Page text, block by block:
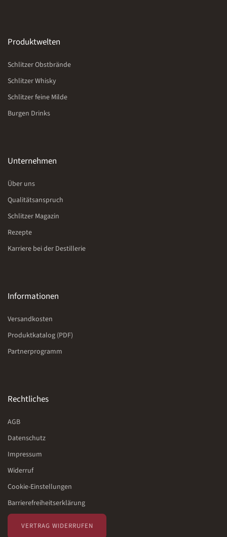
Produktwelten
Schlitzer Obstbrände
Schlitzer Whisky
Schlitzer feine Milde
Burgen Drinks
Unternehmen
Über uns
Qualitätsanspruch
Schlitzer Magazin
Rezepte
Karriere bei der Destillerie
Informationen
Versandkosten
Produktkatalog (PDF)
Partnerprogramm
Rechtliches
AGB
Datenschutz
Impressum
Widerruf
Cookie-Einstellungen
Barrierefreiheitserklärung
VERTRAG WIDERRUFEN